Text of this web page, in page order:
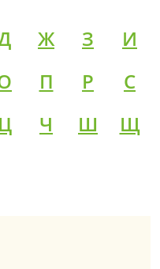
Ж З
И
П Р
С
Ц Ч Ш
Щ